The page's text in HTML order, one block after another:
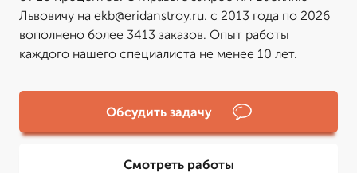
Львовичу на ekb@eridanstroy.ru. с 2013 года по 2026
вополнено более 3413 заказов. Опыт работы
каждого нашего специалиста не менее 10 лет.
Обсудить задачу
Смотреть работы